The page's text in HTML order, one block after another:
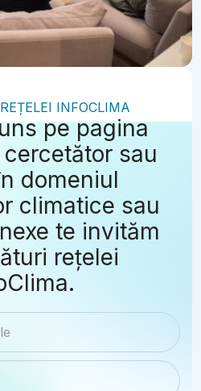
INFOCLIMA
pe pagina
sau
domeniul
climatice sau
te invităm
rețelei